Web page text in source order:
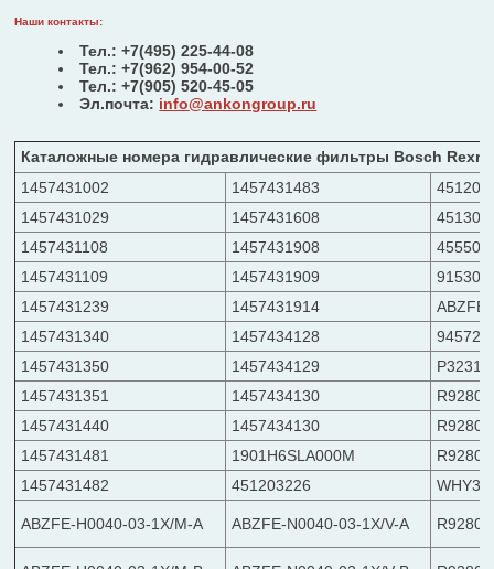
Наши контакты:
Тел.: +7(495) 225-44-08
Тел.: +7(962) 954-00-52
Тел.: +7(905) 520-45-05
Эл.почта: info@ankongroup.ru
Каталожные номера гидравлические фильтры Bosch
1457431002
1457431483
1457431029
1457431608
1457431108
1457431908
1457431109
1457431909
91530/
1457431239
1457431914
1457431340
1457434128
1457431350
1457434129
P3231
1457431351
1457434130
1457431440
1457434130
1457431481
1901H6SLA000M
1457431482
451203226
ABZFE-H0040-03-1X/M-A ABZFE-N0040-03-1X/V-A